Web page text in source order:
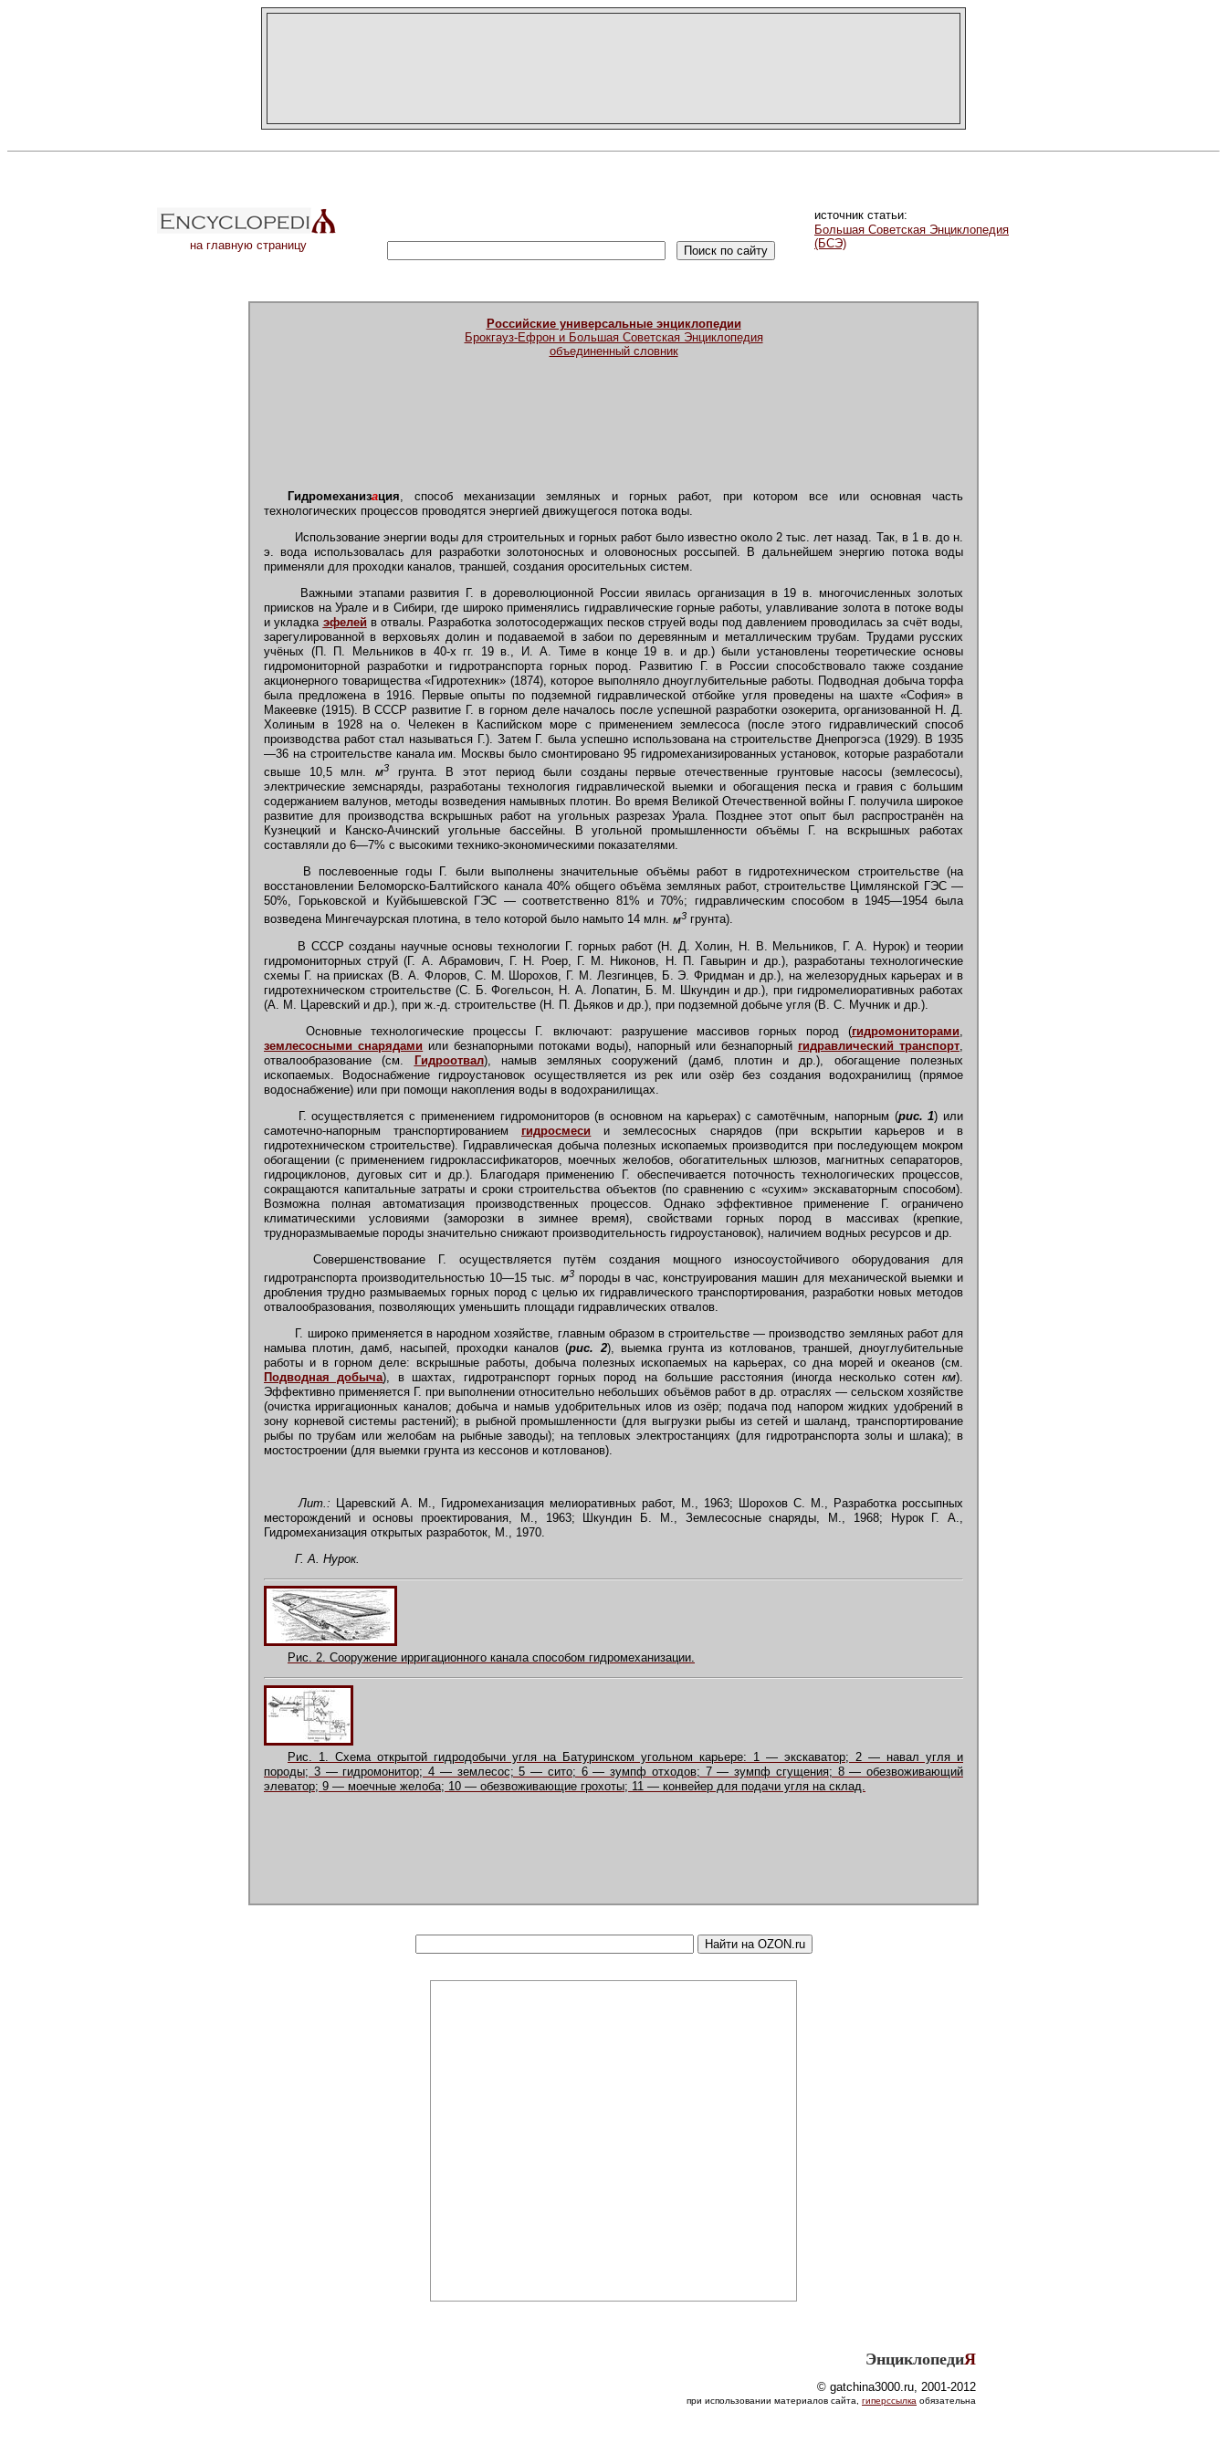
на главную страницу
источник статьи:
Большая Советская Энциклопедия
(БСЭ)
Российские универсальные энциклопедии
Брокгауз-Ефрон и Большая Советская Энциклопедия
объединенный словник
Гидромеханизация, способ механизации земляных и горных работ, при котором все или основная часть
технологических процессов проводятся энергией движущегося потока воды.
Использование энергии воды для строительных и горных работ было известно около 2 тыс. лет назад. Так, в 1 в. до н.
э. вода использовалась для разработки золотоносных и оловоносных россыпей. В дальнейшем энергию потока воды
применяли для проходки каналов, траншей, создания оросительных систем.
Важными этапами развития Г. в дореволюционной России явилась организация в 19 в. многочисленных золотых
приисков на Урале и в Сибири, где широко применялись гидравлические горные работы, улавливание золота в потоке воды
и укладка эфелей в отвалы. Разработка золотосодержащих песков струей воды под давлением проводилась за счёт воды,
зарегулированной в верховьях долин и подаваемой в забои по деревянным и металлическим трубам. Трудами русских
учёных (П. П. Мельников в 40-х гг. 19 в., И. А. Тиме в конце 19 в. и др.) были установлены теоретические основы
гидромониторной разработки и гидротранспорта горных пород. Развитию Г. в России способствовало также создание
акционерного товарищества «Гидротехник» (1874), которое выполняло дноуглубительные работы. Подводная добыча торфа
была предложена в 1916. Первые опыты по подземной гидравлической отбойке угля проведены на шахте «София» в
Макеевке (1915). В СССР развитие Г. в горном деле началось после успешной разработки озокерита, организованной Н. Д.
Холиным в 1928 на о. Челекен в Каспийском море с применением землесоса (после этого гидравлический способ
производства работ стал называться Г.). Затем Г. была успешно использована на строительстве Днепрогэса (1929). В 1935
—36 на строительстве канала им. Москвы было смонтировано 95 гидромеханизированных установок, которые разработали
свыше 10,5 млн. м3
грунта. В этот период были созданы первые отечественные грунтовые насосы (землесосы),
электрические земснаряды, разработаны технология гидравлической выемки и обогащения песка и гравия с большим
содержанием валунов, методы возведения намывных плотин. Во время Великой Отечественной войны Г. получила широкое
развитие для производства вскрышных работ на угольных разрезах Урала. Позднее этот опыт был распространён на
Кузнецкий и Канско-Ачинский угольные бассейны. В угольной промышленности объёмы Г. на вскрышных работах
составляли до 6—7% с высокими технико-экономическими показателями.
В послевоенные годы Г. были выполнены значительные объёмы работ в гидротехническом строительстве (на
восстановлении Беломорско-Балтийского канала 40% общего объёма земляных работ, строительстве Цимлянской ГЭС —
50%, Горьковской и Куйбышевской ГЭС — соответственно 81% и 70%; гидравлическим способом в 1945—1954 была
возведена Мингечаурская плотина, в тело которой было намыто 14 млн. м3 грунта).
В СССР созданы научные основы технологии Г. горных работ (Н. Д. Холин, Н. В. Мельников, Г. А. Нурок) и теории
гидромониторных струй (Г. А. Абрамович, Г. Н. Роер, Г. М. Никонов, Н. П. Гавырин и др.), разработаны технологические
схемы Г. на приисках (В. А. Флоров, С. М. Шорохов, Г. М. Лезгинцев, Б. Э. Фридман и др.), на железорудных карьерах и в
гидротехническом строительстве (С. Б. Фогельсон, Н. А. Лопатин, Б. М. Шкундин и др.), при гидромелиоративных работах
(А. М. Царевский и др.), при ж.-д. строительстве (Н. П. Дьяков и др.), при подземной добыче угля (В. С. Мучник и др.).
Основные технологические процессы Г. включают: разрушение массивов горных пород (гидромониторами
землесосными снарядами или безнапорными потоками воды), напорный или безнапорный гидравлический транспорт
отвалообразование (см. Гидроотвал), намыв земляных сооружений (дамб, плотин и др.), обогащение полезных
ископаемых. Водоснабжение гидроустановок осуществляется из рек или озёр без создания водохранилищ (прямое
водоснабжение) или при помощи накопления воды в водохранилищах.
Г. осуществляется с применением гидромониторов (в основном на карьерах) с самотёчным, напорным (рис. 1) или
самотечно-напорным транспортированием гидросмеси и землесосных снарядов (при вскрытии карьеров и в
гидротехническом строительстве). Гидравлическая добыча полезных ископаемых производится при последующем мокром
обогащении (с применением гидроклассификаторов, моечных желобов, обогатительных шлюзов, магнитных сепараторов,
гидроциклонов, дуговых сит и др.). Благодаря применению Г. обеспечивается поточность технологических процессов,
сокращаются капитальные затраты и сроки строительства объектов (по сравнению с «сухим» экскаваторным способом).
Возможна полная автоматизация производственных процессов. Однако эффективное применение Г. ограничено
климатическими условиями (заморозки в зимнее время), свойствами горных пород в массивах (крепкие,
трудноразмываемые породы значительно снижают производительность гидроустановок), наличием водных ресурсов и др.
Совершенствование Г. осуществляется путём создания мощного износоустойчивого оборудования для
гидротранспорта производительностью 10—15 тыс. м3породы в час, конструирования машин для механической выемки и
дробления трудно размываемых горных пород с целью их гидравлического транспортирования, разработки новых методов
отвалообразования, позволяющих уменьшить площади гидравлических отвалов.
Г. широко применяется в народном хозяйстве, главным образом в строительстве — производство земляных работ для
намыва плотин, дамб, насыпей, проходки каналов (рис. 2), выемка грунта из котлованов, траншей, дноуглубительные
работы и в горном деле: вскрышные работы, добыча полезных ископаемых на карьерах, со дна морей и океанов (см.
Подводная добыча), в шахтах, гидротранспорт горных пород на большие расстояния (иногда несколько сотенкм).
Эффективно применяется Г. при выполнении относительно небольших объёмов работ в др. отраслях — сельском хозяйстве
(очистка ирригационных каналов; добыча и намыв удобрительных илов из озёр; подача под напором жидких удобрений в
зону корневой системы растений); в рыбной промышленности (для выгрузки рыбы из сетей и шаланд, транспортирование
рыбы по трубам или желобам на рыбные заводы); на тепловых электростанциях (для гидротранспорта золы и шлака); в
мостостроении (для выемки грунта из кессонов и котлованов).
Лит.: Царевский А. М., Гидромеханизация мелиоративных работ, М., 1963; Шорохов С. М., Разработка россыпных
месторождений и основы проектирования, М., 1963; Шкундин Б. М., Землесосные снаряды, М., 1968; Нурок Г. А.,
Гидромеханизация открытых разработок, М., 1970.
Г. А. Нурок.
Рис. 2. Сооружение ирригационного канала способом гидромеханизации.
Рис. 1. Схема открытой гидродобычи угля на Батуринском угольном карьере: 1 — экскаватор; 2 — навал угля и
породы; 3 — гидромонитор; 4 — землесос; 5 — сито; 6 — зумпф отходов; 7 — зумпф сгущения; 8 — обезвоживающий
элеватор; 9 — моечные желоба; 10 — обезвоживающие грохоты; 11 — конвейер для подачи угля на склад.
ЭнциклопедиЯ
© gatchina3000.ru, 2001-2012
при использовании материалов сайта, гиперссылка обязательна